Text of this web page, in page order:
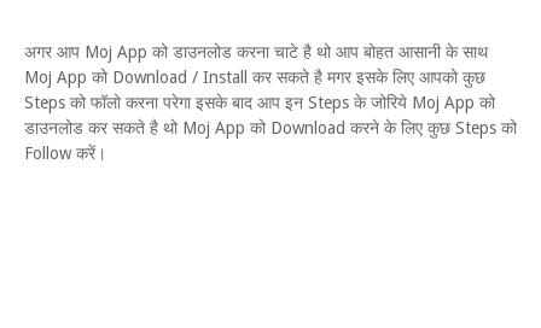
अगर आप Moj App को डाउनलोड करना चाटे है थो आप बोहत आसानी के साथ
Moj App को Download / Install कर सकते है मगर इसके लिए आपको कुछ
Steps को फॉलो करना परेगा इसके बाद आप इन Steps के जोरिये Moj App को
डाउनलोड कर सकते है थो Moj App को Download करने के लिए कुछ Steps को
Follow करें।